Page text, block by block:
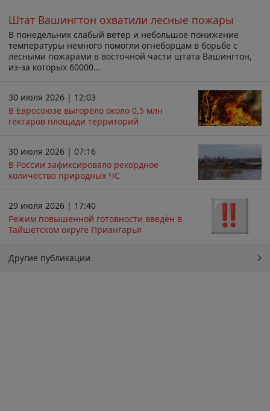
Штат Вашингтон охватили лесные пожары
В понедельник слабый ветер и небольшое понижение
температуры немного помогли огнеборцам в борьбе с
лесными пожарами в восточной части штата Вашингтон,
из-за которых 60000...
30 июля 2026 | 12:03
В Евросоюзе выгорело около 0,5 млн
гектаров площади территорий
30 июля 2026 | 07:16
В России зафиксировало рекордное
количество природных ЧС
29 июля 2026 | 17:40
Режим повышенной готовности введён в
Тайшетском округе Приангарья
Другие публикации